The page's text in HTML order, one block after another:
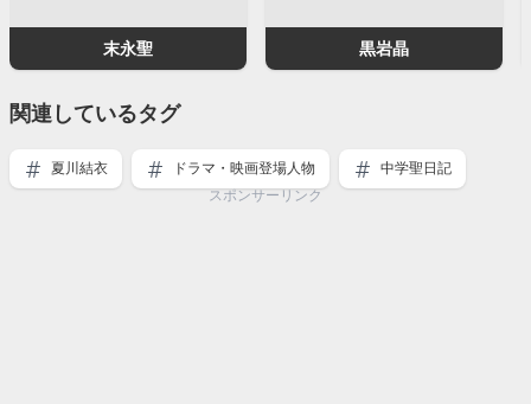
末永聖 黒岩晶
関連しているタグ
夏川結衣 ドラマ・映画登場人物
中学聖日記
スポンサーリンク